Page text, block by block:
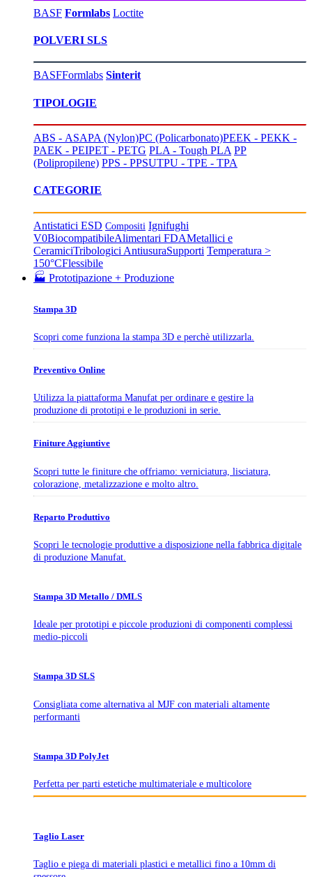
BASF Formlabs Loctite
POLVERI SLS
BASFFormlabs Sinterit
TIPOLOGIE
ABS - ASAPA (Nylon)PC (Policarbonato)PEEK - PEKK -
PAEK - PEIPET - PETG PLA - Tough PLA PP
(Polipropilene) PPS - PPSUTPU - TPE - TPA
CATEGORIE
Antistatici ESD Compositi Ignifughi
V0BiocompatibileAlimentari FDAMetallici e
CeramiciTribologici AntiusuraSupporti Temperatura >
150°CFlessibile
🏭 Prototipazione + Produzione
Stampa 3D
Scopri come funziona la stampa 3D e perchè utilizzarla.
Preventivo Online
Utilizza la piattaforma Manufat per ordinare e gestire la
produzione di prototipi e le produzioni in serie.
Finiture Aggiuntive
Scopri tutte le finiture che offriamo: verniciatura, lisciatura,
colorazione, metalizzazione e molto altro.
Reparto Produttivo
Scopri le tecnologie produttive a disposizione nella fabbrica digitale
di produzione Manufat.
Stampa 3D Metallo / DMLS
Ideale per prototipi e piccole produzioni di componenti complessi
medio-piccoli
Stampa 3D SLS
Consigliata come alternativa al MJF con materiali altamente
performanti
Stampa 3D PolyJet
Perfetta per parti estetiche multimateriale e multicolore
Taglio Laser
Taglio e piega di materiali plastici e metallici fino a 10mm di